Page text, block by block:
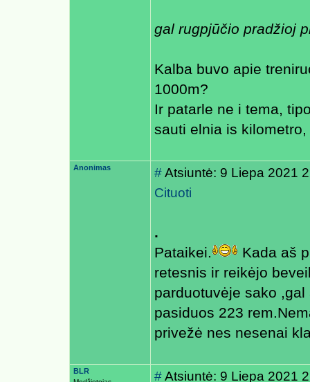
gal rugpjūčio pradžioj
Kalba buvo apie
1000m?
Ir patarle ne i tema,
sauti elnia is
Anonimas #Atsiuntė: 9 Liepa 2021
Cituoti
.
Pataikei.
Kada aš
retesnis ir reikėjo
parduotuvėje sako
pasiduos 223
privežė nes nesenai
BLR #Atsiuntė: 9 Liepa 2021